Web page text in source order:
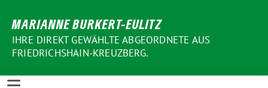
zum
Inhalt
MARIANNE BURKERT-EULITZ
IHRE DIREKT GEWÄHLTE ABGEORDNETE AUS
FRIEDRICHSHAIN-KREUZBERG.